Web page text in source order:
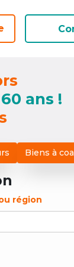
ans !
Biens à
région